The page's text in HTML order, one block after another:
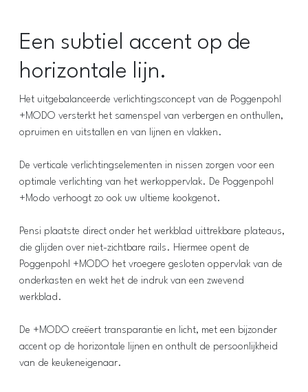
Een subtiel accent op de
horizontale lijn.
Het uitgebalanceerde verlichtingsconcept van de Poggenpohl
+MODO versterkt het samenspel van verbergen en onthullen,
opruimen en uitstallen en van lijnen en vlakken.
De verticale verlichtingselementen in nissen zorgen voor een
optimale verlichting van het werkoppervlak. De Poggenpohl
+Modo verhoogt zo ook uw ultieme kookgenot.
Pensi plaatste direct onder het werkblad uittrekbare plateaus,
die glijden over niet-zichtbare rails. Hiermee opent de
Poggenpohl +MODO het vroegere gesloten oppervlak van de
onderkasten en wekt het de indruk van een zwevend
werkblad.
De +MODO creëert transparantie en licht, met een bijzonder
accent op de horizontale lijnen en onthult de persoonlijkheid
van de keukeneigenaar.